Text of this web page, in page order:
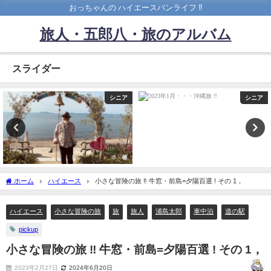
おっちゃんの ハイエースバンライフ ‼️
旅人・五郎八・旅のアルバム
スライダー
シニア ハイエース
ホーム ハイエース 小さな冒険の旅 ‼︎ 牛窓・前島=夕陽百選 ! その 1，
ハイエース 小さな冒険の旅 旅 旅人 浦島太郎 車中泊 道の駅
pickup
小さな冒険の旅 ‼︎ 牛窓・前島=夕陽百選 ! その 1，
2023年2月27日 2024年6月20日